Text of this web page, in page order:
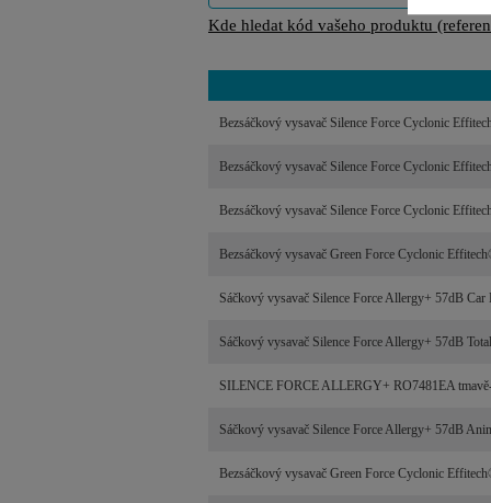
Kde hledat kód vašeho produktu
Bezsáčkový vysavač Silence Force Cyclonic
Bezsáčkový vysavač Silence Force Cyclonic
Bezsáčkový vysavač Silence Force Cyclonic
Bezsáčkový vysavač Green Force Cyclonic
Sáčkový vysavač Silence Force Allergy+ 57dB
Sáčkový vysavač Silence Force Allergy+ 57dB
SILENCE FORCE ALLERGY+ RO7481EA
Sáčkový vysavač Silence Force Allergy+ 57dB
Bezsáčkový vysavač Green Force Cyclonic